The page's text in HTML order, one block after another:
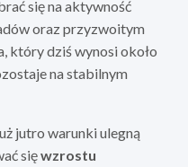
się na aktywność
oraz przyzwoitym
który dziś wynosi około
na stabilnym
jutro warunki ulegną
sięwzrostu